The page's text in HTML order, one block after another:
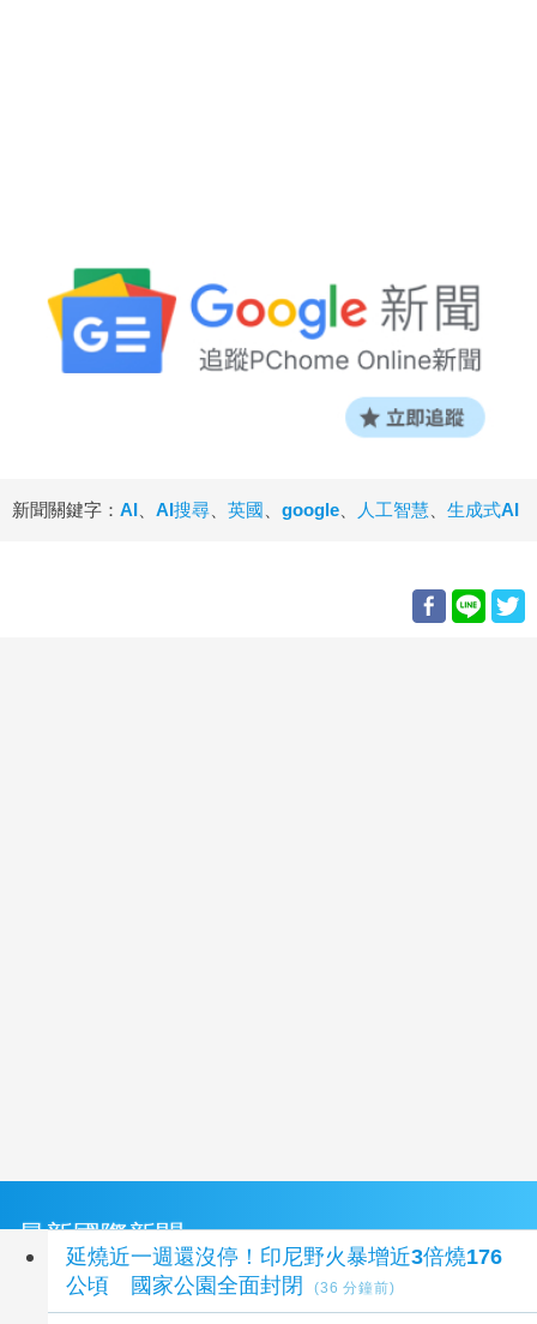
新聞關鍵字： AI AI搜尋 英國 google 人工智慧 生成式AI
最新國際新聞
延燒近一週還沒停！印尼野火暴增近3倍燒176
公頃 國家公園全面封閉
(36 分鐘前)